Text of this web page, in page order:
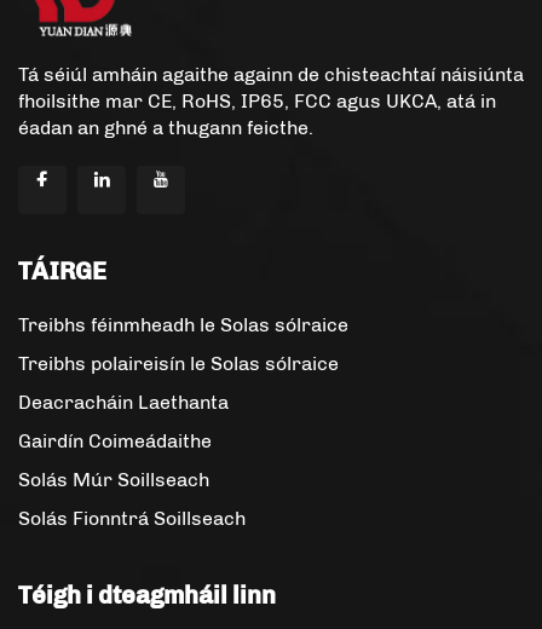
Tá séiúl amháin agaithe againn de chisteachtaí náisiúnta
fhoilsithe mar CE, RoHS, IP65, FCC agus UKCA, atá in
éadan an ghné a thugann feicthe.
TÁIRGE
Treibhs féinmheadh le Solas sólraice
Treibhs polaireisín le Solas sólraice
Deacracháin Laethanta
Gairdín Coimeádaithe
Solás Múr Soillseach
Solás Fionntrá Soillseach
Téigh i dteagmháil linn